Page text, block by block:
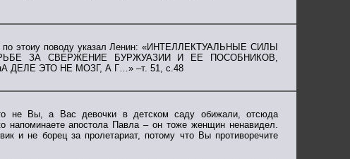
по этоиу поводу указал Ленин: «ИНТЕЛЛЕКТУАЛЬНЫЕ СИЛЫ
ЗА СВЕРЖЕНИЕ БУРЖУАЗИИ И ЕЕ ПОСОБНИКОВ,
ЭТО НЕ МОЗГ, А Г…» –т. 51, с.48
не Вы, а Вас девочки в детском саду обижали, отсюда
напоминаете апостола Павла – он тоже женщин ненавидел.
и не борец за пролетариат, потому что Вы противоречите